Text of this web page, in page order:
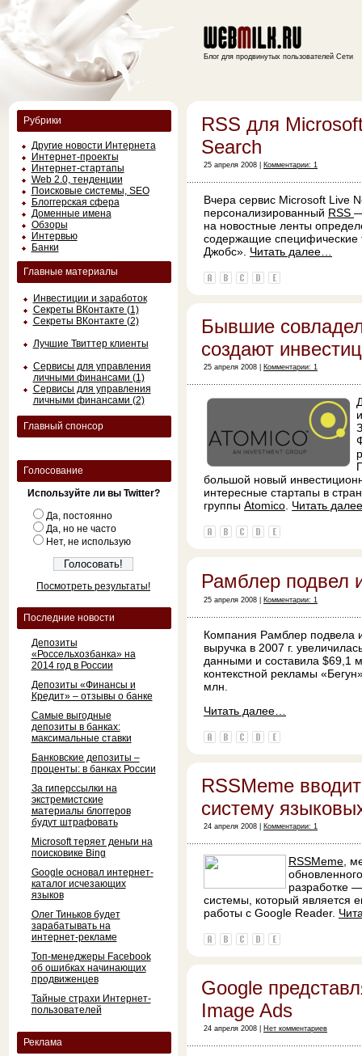
Рубрики
Другие новости Интернета
Интернет-проекты
Интернет-стартапы
Web 2.0, тенденции
Поисковые системы, SEO
Блоггерская сфера
Доменные имена
Обзоры
Интервью
Банки
Главные материалы
Инвестиции и заработок
Секреты ВКонтакте (1)
Секреты ВКонтакте (2)
Лучшие Твиттер клиенты
Сервисы для управления
личными финансами (1)
Сервисы для управления
личными финансами (2)
Главный спонсор
Голосование
Используйте ли вы Twitter?
Да, постоянно
Да, но не часто
Нет, не использую
Посмотреть результаты!
Последние новости
Депозиты
«Россельхозбанка» на
2014 год в России
Депозиты «Финансы и
Кредит» – отзывы о банке
Самые выгодные
депозиты в банках:
максимальные ставки
Банковские депозиты –
проценты: в банках России
За гиперссылки на
экстремистские
материалы блоггеров
будут штрафовать
Microsoft теряет деньги на
поисковике Bing
Google основал интернет-
каталог исчезающих
языков
Олег Тиньков будет
зарабатывать на
интернет-рекламе
Топ-менеджеры Facebook
об ошибках начинающих
продвиженцев
Тайные страхи Интернет-
пользователей
Реклама
Блог для продвинутых пользователей Сети
RSS для
Search
25 апреля 2008 | Комментарии: 1
Вчера сервис Microsoft Live
персонализированный RSS
на новостные ленты
содержащие
Джобс». Читать далее…
Бывшие
создают
25 апреля 2008 | Комментарии: 1
большой новый
интересные стартапы в
группы Atomico Читать
Рамблер подвел
25 апреля 2008 | Комментарии: 1
Компания Рамблер подвела
выручка в 2007 г.
данными и составила $69,1
контекстной рекламы
млн.
Читать далее…
RSSMeme
систему
24 апреля 2008 | Комментарии: 1
RSSMeme ,
разработке
системы, который является
работы с Google Reader.
Google
Image Ads
24 апреля 2008 | Нет комментариев